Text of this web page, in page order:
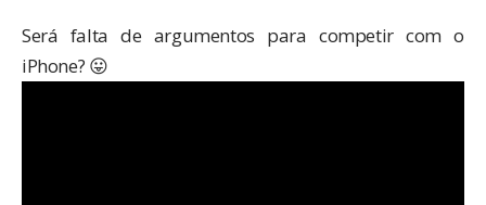
Será falta de argumentos para competir com o
iPhone? 😛